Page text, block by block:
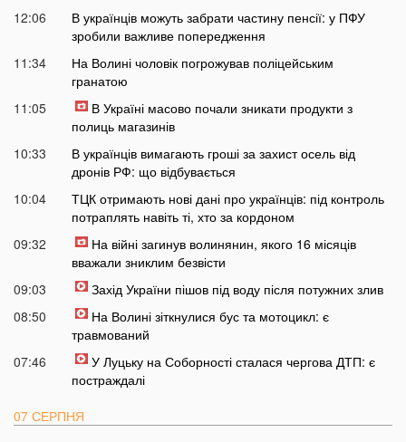
12:06
В українців можуть забрати частину пенсії: у ПФУ
зробили важливе попередження
11:34
На Волині чоловік погрожував поліцейським
гранатою
11:05
В Україні масово почали зникати продукти з
полиць магазинів
10:33
В українців вимагають гроші за захист осель від
дронів РФ: що відбувається
10:04
ТЦК отримають нові дані про українців: під контроль
потраплять навіть ті, хто за кордоном
09:32
На війні загинув волинянин, якого 16 місяців
вважали зниклим безвісти
09:03
Захід України пішов під воду після потужних злив
08:50
На Волині зіткнулися бус та мотоцикл: є
травмований
07:46
У Луцьку на Соборності сталася чергова ДТП: є
постраждалі
07 СЕРПНЯ